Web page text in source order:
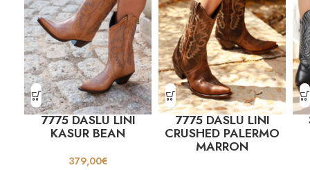
7775 DASLU LINI
KASUR BEAN
379,00€
7775 DASLU LINI
CRUSHED PALERMO
MARRON